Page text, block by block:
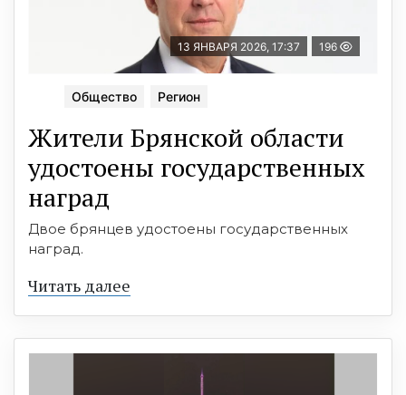
13 ЯНВАРЯ 2026, 17:37 196
Общество Регион
Жители Брянской области
удостоены государственных
наград
Двое брянцев удостоены государственных
наград.
Читать далее